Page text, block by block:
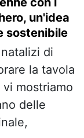
un'idea
sostenibile
di
la tavola
mostriamo
delle